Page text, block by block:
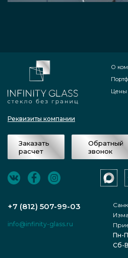
Реквизиты компании
О
Цены
Заказать
расчет
Обратный
звонок
+7 (812) 507-99-03
info@infinity-glass.ru
Пн-
Сб-